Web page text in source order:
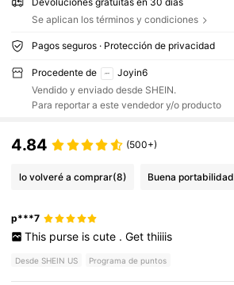
Se aplican los términos y condiciones
Pagos seguros · Protección de privacidad
Procedente de
Joyin6
Vendido y enviado desde SHEIN.
Para reportar a este vendedor y/o producto
4.84 (500+)
lo volveré a comprar(8) Buena portabilidad
p***7
This purse is cute . Get thiiiis
Desde SHEIN US Programa de puntos